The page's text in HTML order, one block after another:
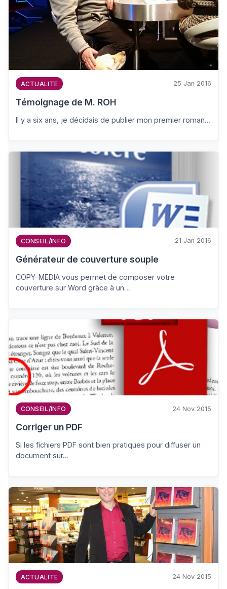
ACTUALITE 25 Jan 2016
Témoignage de M. ROH
Il y a six ans, je décidais de publier mon premier roman…
CONSEIL/INFO 21 Jan 2016
Générateur de couverture souple
COPY-MEDIA vous permet de composer votre
couverture sur Word grâce à un…
CONSEIL/INFO 24 Nov 2015
Corriger un PDF
Si les fichiers PDF sont bien pratiques pour diffuser un
document sur…
ACTUALITE 24 Nov 2015